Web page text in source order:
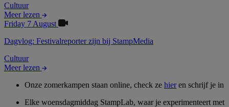
Cultuur
Meer lezen
Friday 7 August
Dagvlog: Festivalreporter zijn bij StampMedia
Cultuur
Meer lezen
Onze zomerkampen staan online, check ze hieren schrijf je in
Elke woensdagmiddag StampLab, waar je experimenteert met